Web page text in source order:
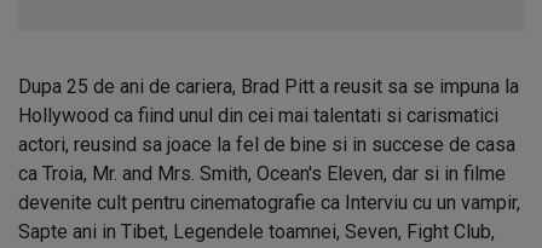
Dupa 25 de ani de cariera, Brad Pitt a reusit sa se impuna la
Hollywood ca fiind unul din cei mai talentati si carismatici
actori, reusind sa joace la fel de bine si in succese de casa
ca Troia, Mr. and Mrs. Smith, Ocean's Eleven, dar si in filme
devenite cult pentru cinematografie ca Interviu cu un vampir,
Sapte ani in Tibet, Legendele toamnei, Seven, Fight Club,